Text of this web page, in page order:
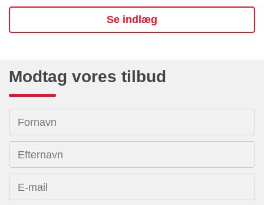
Se indlæg
Modtag vores tilbud
Fornavn
Efternavn
E-mail